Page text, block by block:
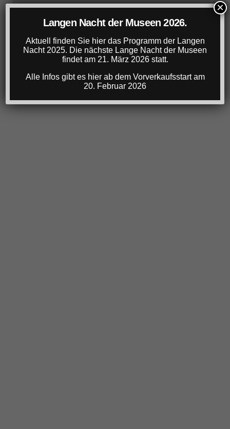
Langen Nacht der Museen 2026.
Aktuell finden Sie hier das Programm der Langen
Nacht 2025. Die nächste Lange Nacht der Museen
findet am 21. März 2026 statt.
Alle Infos gibt es hier ab dem Vorverkaufsstart am
20. Februar 2026
×